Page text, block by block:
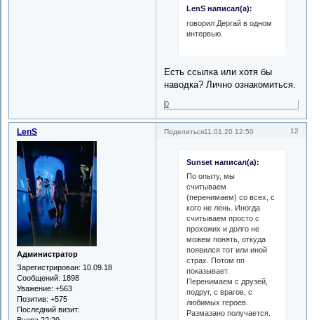
LenS написал(а):
говорил Дергай в одном
интервью.
Есть ссылка или хотя бы
наводка? Лично ознакомиться.
0
Поделиться 12
11.01.20 12:50
LenS
Администратор
Зарегистрирован: 10.09.18
Сообщений: 1898
Уважение: +563
Позитив: +575
Последний визит:
Sunset написал(а):
По опыту, мы
считываем
(перенимаем) со всех, с
кого не лень. Иногда
считываем просто с
прохожих и долго не
можем понять, откуда
появился тот или иной
страх. Потом пп
показывает.
Перенимаем с друзей,
подруг, с врагов, с
любимых героев.
Размазано получается.